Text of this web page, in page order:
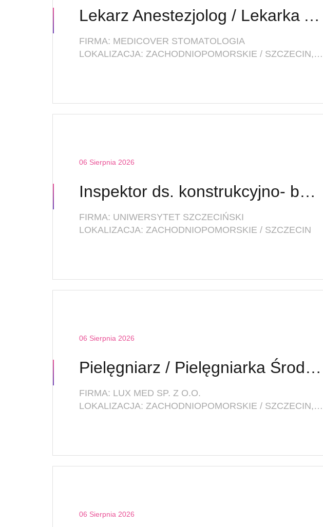
Lekarz Anestezjolog / Lekarka Anestezjolożka
FIRMA: MEDICOVER STOMATOLOGIA
LOKALIZACJA: ZACHODNIOPOMORSKIE / SZCZECIN, PL. BRAMA PORTOWA 1
06 Sierpnia 2026
Inspektor ds. konstrukcyjno- budowlanych w Dziale Inwestycyjno-Technicznym
FIRMA: UNIWERSYTET SZCZECIŃSKI
LOKALIZACJA: ZACHODNIOPOMORSKIE / SZCZECIN
06 Sierpnia 2026
Pielęgniarz / Pielęgniarka Środowiskowo-Rodzinna
FIRMA: LUX MED SP. Z O.O.
LOKALIZACJA: ZACHODNIOPOMORSKIE / SZCZECIN, UL. MICKIEWICZA 128A
06 Sierpnia 2026